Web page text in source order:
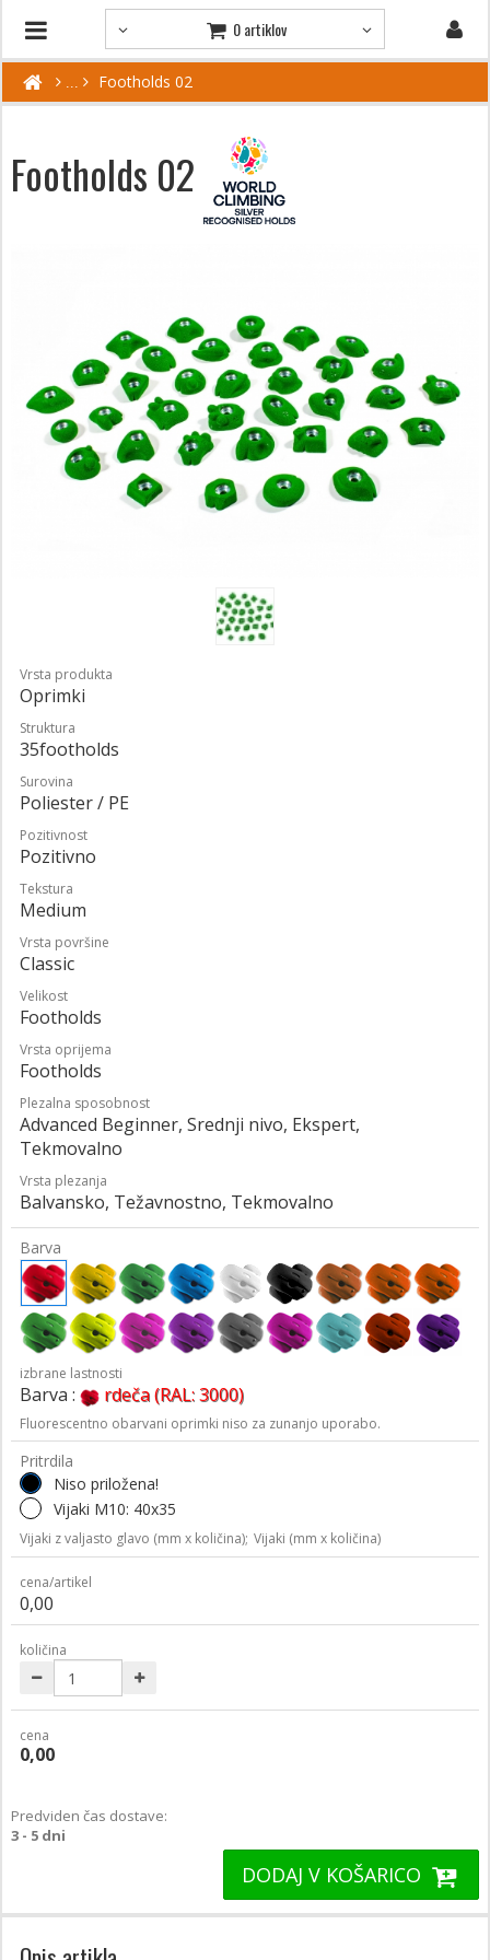
0 artiklov
Footholds 02
Footholds 02
Vrsta produkta
Oprimki
Struktura
35footholds
Surovina
Poliester / PE
Pozitivnost
Pozitivno
Tekstura
Medium
Vrsta površine
Classic
Velikost
Footholds
Vrsta oprijema
Footholds
Plezalna sposobnost
Advanced Beginner, Srednji nivo, Ekspert,
Tekmovalno
Vrsta plezanja
Balvansko, Težavnostno, Tekmovalno
Barva
izbrane lastnosti
Barva : rdeča (RAL: 3000)
Fluorescentno obarvani oprimki niso za zunanjo uporabo.
Pritrdila
Niso priložena!
Vijaki M10: 40x35
Vijaki z valjasto glavo (mm x količina); Vijaki (mm x količina)
cena/artikel
0,00
količina
cena
0,00
Predviden čas dostave:
3 - 5 dni
DODAJ V KOŠARICO